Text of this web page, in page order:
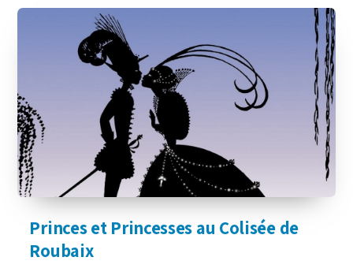
Princes et Princesses au Colisée de
Roubaix